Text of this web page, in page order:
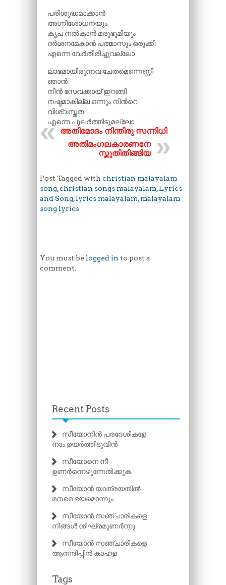
പരിശുദ്ധമാക്കാൻ
അഗ്നിശോധനയും
കൃപ നൽകാൻ മരുഭൂമിയും
ദർശനമേകാൻ പത്മാസും ഒരുക്കി
എന്നെ വേർതിരിച്ചുവല്ലോ
ലാഭമായിരുന്നവ ചേതമെന്നെണ്ണി
ഞാൻ
നിൻ സേവക്കായ് ഇറങ്ങി
നഷ്ടമാകില്ല ഒന്നും നിൻറെ
വിശ്വസ്തത
എന്നെ പുലർത്തിടുമല്ലോ
അതിമോദം നിന്തിരു സന്നിധി
അതിമംഗലകാരണനേ
സ്തുതിതിങ്ങിയ
Post Tagged with christian malayalam
song,christian songs malayalam,Lyrics
and Song,lyrics malayalam,malayalam
song lyrics
You must be logged in to post a
comment.
Recent Posts
സീയോനിൻ പരദേശികളേ
നാം ഉയർത്തിടുവിൻ
സീയോനെ നീ
ഉണർന്നെഴുന്നേൽക്കുക
സീയോൻ യാത്രയതിൽ
മനമെ ഭയമൊന്നും
സീയോൻ സഞ്ചാരികളെ
നിങ്ങൾ ശീഘ്രമുണർന്നു
സീയോൻ സഞ്ചാരികളെ
ആനന്ദിപ്പിൻ കാഹള
Tags